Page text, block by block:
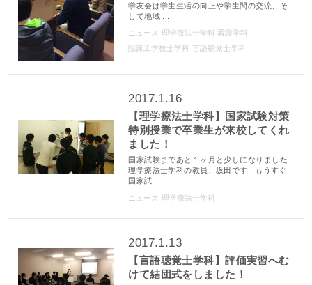
学友会は学生生活の向上や学生間の交流、そ
して地域 . . .
ニュース 理学療法士学科 看護学科
臨床工学技士学科 言語聴覚士学科
2017.1.16
【理学療法士学科】国家試験対策
特別授業で卒業生が来校してくれ
ました！
国家試験まであと１ヶ月と少しになりました
理学療法士学科の教員、坂田です もうすぐ
国家試 . . .
ニュース 理学療法士学科
2017.1.13
【言語聴覚士学科】評価実習へむ
けて結団式をしました！